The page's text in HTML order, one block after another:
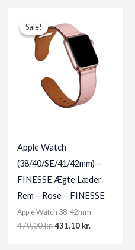
Sale!
Sale!
Apple Watch
(38/40/SE/41/42mm) –
FINESSE Ægte Læder
Rem – Rose – FINESSE
Apple Watch 38-42mm
479,00kr.Original
431,10 kr.